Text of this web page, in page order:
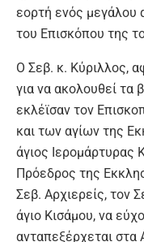
εορτή ενός μεγάλου
του Επισκόπου της
Ο Σεβ. κ. Κύριλλος,
για να ακολουθεί
εκλέϊσαν τον
και των αγίων της
άγιος Ιερομάρτυρας
Πρόεδρος της
Σεβ. Αρχιερείς, τον
άγιο Κισάμου, να
ανταπεξέρχεται στα